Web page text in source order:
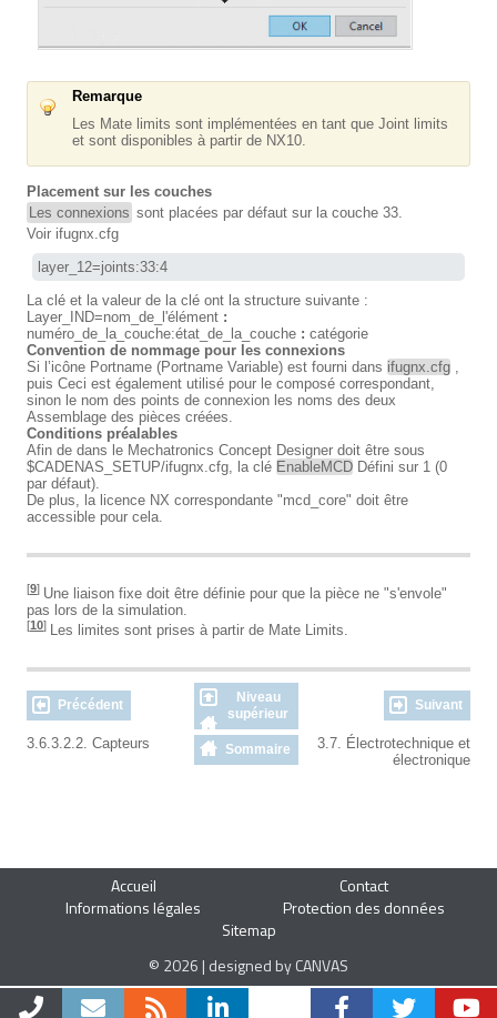
Remarque
Les Mate limits sont implémentées en tant que Joint limits
et sont disponibles à partir de NX10.
Placement sur les couches
Les connexions sont placées par défaut sur la couche 33.
Voir ifugnx.cfg
layer_12=joints:33:4
La clé et la valeur de la clé ont la structure suivante :
Layer_IND=nom_de_l'élément :
numéro_de_la_couche:état_de_la_couche : catégorie
Convention de nommage pour les connexions
Si l’icône Portname (Portname Variable) est fourni dans ifugnx.cfg
puis Ceci est également utilisé pour le composé correspondant,
sinon le nom des points de connexion les noms des deux
Assemblage des pièces créées.
Conditions préalables
Afin de dans le Mechatronics Concept Designer doit être sous
$CADENAS_SETUP/ifugnx.cfg, la clé EnableMCD Défini sur 1 (0
par défaut).
De plus, la licence NX correspondante "mcd_core" doit être
accessible pour cela.
[9] Une liaison fixe doit être définie pour que la pièce ne "s'envole"
pas lors de la simulation.
[10] Les limites sont prises à partir de Mate Limits.
Précédent
Niveau
supérieur
Suivant
3.6.3.2.2. Capteurs Sommaire
3.7. Électrotechnique et
électronique
Accueil
Contact
Informations légales
Protection des données
Sitemap
© 2026 | designed by CANVAS